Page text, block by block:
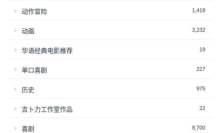
动作冒险 1,418
动画 3,232
华语经典电影推荐 19
单口喜剧 227
历史 975
吉卜力工作室作品 22
喜剧 8,700